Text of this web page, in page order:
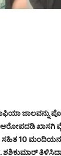
ಜಾಲವನ್ನು
ಆರೋಪದಡಿ ಖಾಸಗಿ
ಸಹಿತ 10